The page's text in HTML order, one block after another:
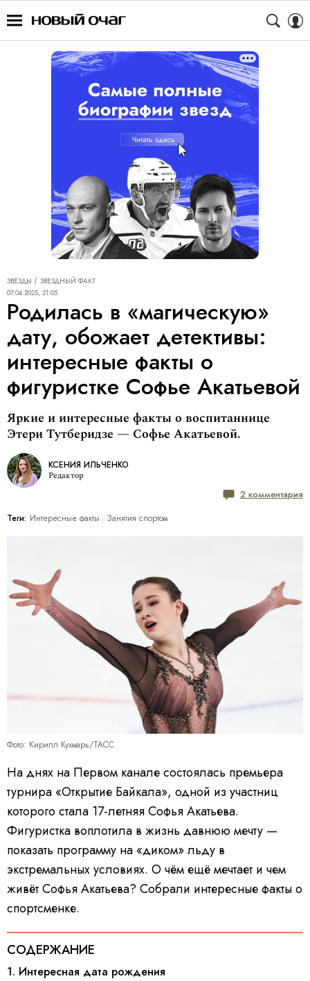
ЗВЁЗДЫ
ЗВЕЗДНЫЙ ФАКТ
07.04.2025, 21:05
Родилась в «магическую»
дату, обожает детективы:
интересные факты о
фигуристке Софье Акатьевой
Яркие и интересные факты о воспитаннице
Этери Тутберидзе — Софье Акатьевой.
КСЕНИЯ ИЛЬЧЕНКО
Редактор
2 комментария
Теги: Интересные факты Занятия спортом
Фото: Кирилл Кухмарь/ТАСС
На днях на Первом канале состоялась премьера
турнира «Открытие Байкала», одной из участниц
которого стала 17-летняя Софья Акатьева.
Фигуристка воплотила в жизнь давнюю мечту —
показать программу на «диком» льду в
экстремальных условиях. О чём ещё мечтает и чем
живёт Софья Акатьева? Собрали интересные факты о
спортсменке.
СОДЕРЖАНИЕ
1. Интересная дата рождения